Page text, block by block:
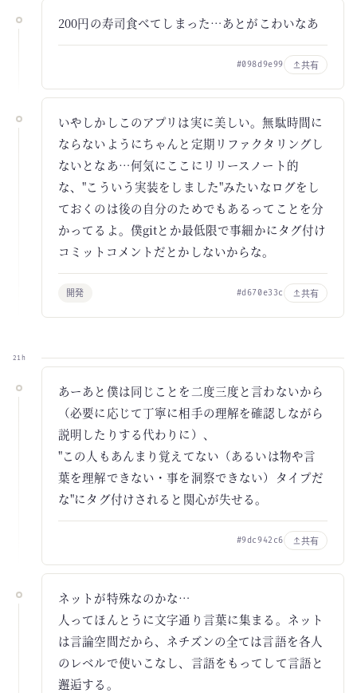
200円の寿司食べてしまった…あとがこわいなあ
#098d9e99 共有
いやしかしこのアプリは実に美しい。無駄時間に
ならないようにちゃんと定期リファクタリングし
ないとなあ…何気にここにリリースノート的
な、"こういう実装をしました"みたいなログをし
ておくのは後の自分のためでもあるってことを分
かってるよ。僕gitとか最低限で事細かにタグ付け
コミットコメントだとかしないからな。
開発 #d670e33c 共有
21h
あーあと僕は同じことを二度三度と言わないから
（必要に応じて丁寧に相手の理解を確認しながら
説明したりする代わりに）、
"この人もあんまり覚えてない（あるいは物や言
葉を理解できない・事を洞察できない）タイプだ
な"にタグ付けされると関心が失せる。
#9dc942c6 共有
ネットが特殊なのかな…
人ってほんとうに文字通り言葉に集まる。ネット
は言論空間だから、ネチズンの全ては言語を各人
のレベルで使いこなし、言語をもってして言語と
邂逅する。